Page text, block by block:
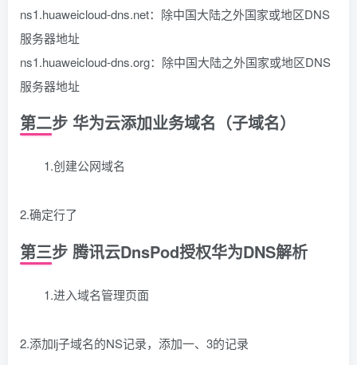
ns1.huaweicloud-dns.net：除中国大陆之外国家或地区DNS
服务器地址
ns1.huaweicloud-dns.org：除中国大陆之外国家或地区DNS
服务器地址
第二步 华为云添加业务域名（子域名）
1.创建公网域名
2.确定行了
第三步 腾讯云DnsPod授权华为DNS解析
1.进入域名管理页面
2.添加lj子域名的NS记录，添加一、3的记录